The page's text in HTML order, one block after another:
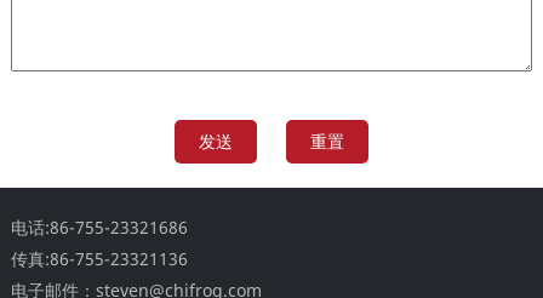
电话:86-755-23321686
传真:86-755-23321136
电子邮件：steven@chifrog.com